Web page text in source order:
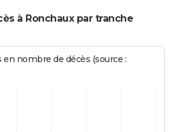
à Ronchaux par tranche
nombre de décès (source :